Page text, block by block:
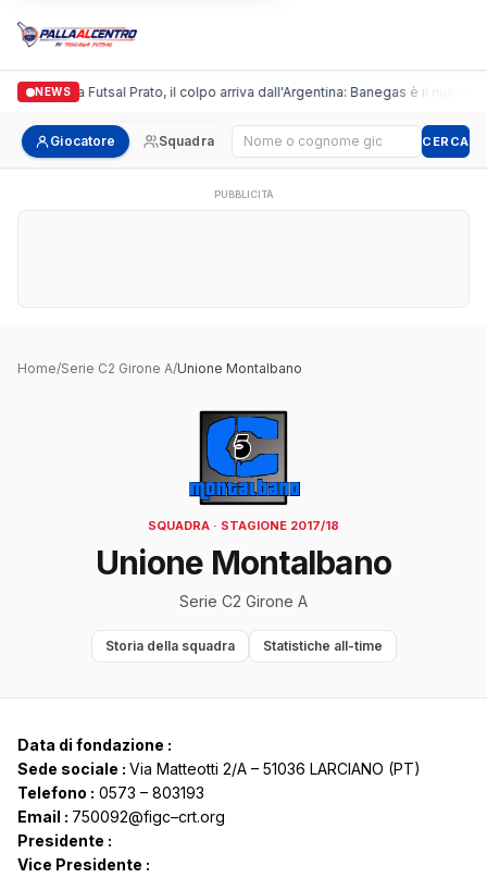
NEWS
Italgronda Futsal Prato, il colpo arriva dall'Argentina: Banegas è il nuovo
Giocatore Squadra Cerca giocatore CERCA
PUBBLICITÀ
Home/Serie C2 Girone A/Unione Montalbano
SQUADRA · STAGIONE 2017/18
Unione Montalbano
Serie C2 Girone A
Storia della squadra Statistiche all-time
Data di fondazione :
Sede sociale : Via Matteotti 2/A – 51036 LARCIANO (PT)
Telefono : 0573 – 803193
Email : 750092@figc–crt.org
Presidente :
Vice Presidente :